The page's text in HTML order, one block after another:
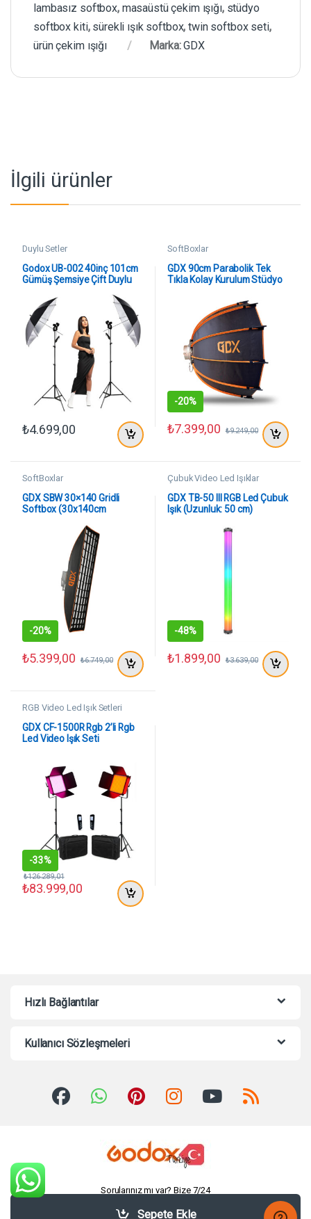
Sepete Ekle
lambasız softbox, masaüstü çekim ışığı, stüdyo
softbox kiti, sürekli ışık softbox,twin softbox seti,
ürün çekim ışığı
Marka:GDX
İlgili ürünler
Duylu Setler
Godox UB-002 40inç 101cm
Gümüş Şemsiye Çift Duylu
₺4.699,00
SoftBoxlar
GDX 90cm Parabolik Tek
Tıkla Kolay Kurulum Stüdyo
-20%
₺7.399,00 ₺9.249,00
SoftBoxlar
GDX SBW 30×140 Gridli
Softbox (30x140cm
-20%
₺5.399,00 ₺6.749,00
Çubuk Video Led Işıklar
GDX TB-50 III RGB Led Çubuk
Işık (Uzunluk: 50 cm)
-48%
₺1.899,00 ₺3.639,00
RGB Video Led Işık Setleri
GDX CF-1500R Rgb 2’li Rgb
Led Video Işık Seti
-33%
₺83.999,00
₺126.289,01
Hızlı Bağlantılar
Kullanıcı Sözleşmeleri
Sorularınız mı var? Bize 7/24